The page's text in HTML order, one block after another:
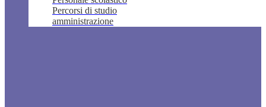
Percorsi di studio
amministrazione